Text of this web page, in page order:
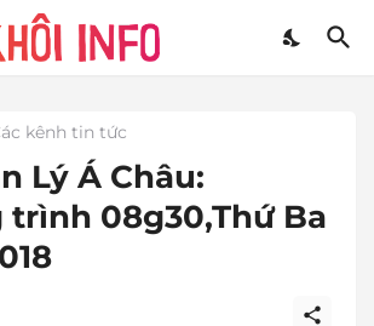
kênh tin tức
Lý Á Châu:
trình 08g30,Thứ Ba